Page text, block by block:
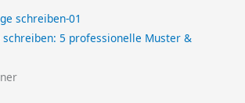
schreiben: 5 professionelle Muster &